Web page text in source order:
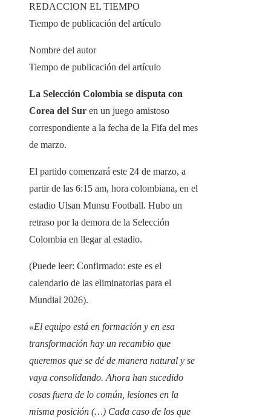
REDACCION EL TIEMPO
Tiempo de publicación del artículo
Nombre del autor
Tiempo de publicación del artículo
La Selección Colombia se disputa con
Corea del Sur en un juego amistoso
correspondiente a la fecha de la Fifa del mes
de marzo.
El partido comenzará este 24 de marzo, a
partir de las 6:15 am, hora colombiana, en el
estadio Ulsan Munsu Football. Hubo un
retraso por la demora de la Selección
Colombia en llegar al estadio.
(Puede leer: Confirmado: este es el
calendario de las eliminatorias para el
Mundial 2026).
«El equipo está en formación y en esa
transformación hay un recambio que
queremos que se dé de manera natural y se
vaya consolidando. Ahora han sucedido
cosas fuera de lo común, lesiones en la
misma posición (…) Cada caso de los que